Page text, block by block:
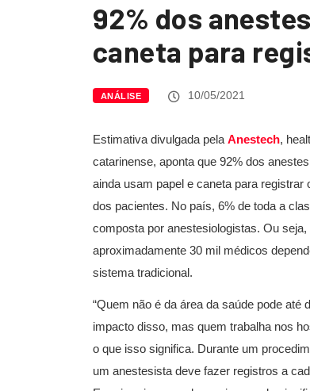
92% dos
caneta para
ANÁLISE 10/05/2021
Estimativa divulgada pela Anestech,
catarinense, aponta que 92% dos
ainda usam papel e caneta para registrar
dos pacientes. No país, 6% de toda a
composta por anestesiologistas. Ou seja,
aproximadamente 30 mil médicos
sistema tradicional.
“Quem não é da área da saúde pode até
impacto disso, mas quem trabalha nos
o que isso significa. Durante um
um anestesista deve fazer registros a